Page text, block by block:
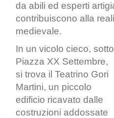
da abili ed esperti
contribuiscono alla
medievale.
In un vicolo cieco, sotto
Piazza XX Settembre,
si trova il Teatrino Gori
Martini, un piccolo
edificio ricavato dalle
costruzioni addossate